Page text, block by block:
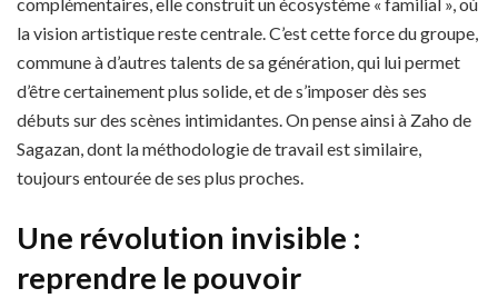
complémentaires, elle construit un écosystème « familial », où
la vision artistique reste centrale. C’est cette force du groupe,
commune à d’autres talents de sa génération, qui lui permet
d’être certainement plus solide, et de s’imposer dès ses
débuts sur des scènes intimidantes. On pense ainsi à Zaho de
Sagazan, dont la méthodologie de travail est similaire,
toujours entourée de ses plus proches.
Une révolution invisible :
reprendre le pouvoir